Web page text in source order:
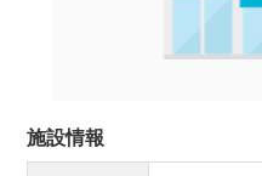
施設情報